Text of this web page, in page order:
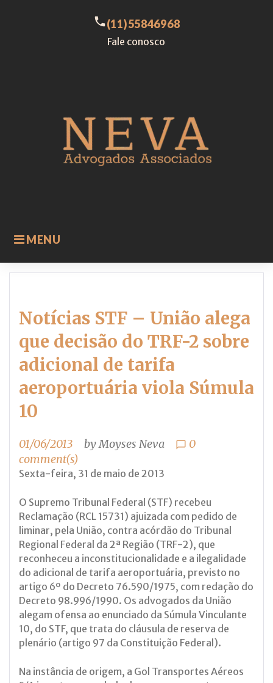
MENU
call(11)55846968
Fale conosco
Notícias STF – União alega
que decisão do TRF-2 sobre
adicional de tarifa
aeroportuária viola Súmula
10
01/06/2013 byMoyses Neva chat_bubble_outline 0
comment(s)
Sexta-feira, 31 de maio de 2013
O Supremo Tribunal Federal (STF) recebeu
Reclamação (RCL 15731) ajuizada com pedido de
liminar, pela União, contra acórdão do Tribunal
Regional Federal da 2ª Região (TRF-2), que
reconheceu a inconstitucionalidade e a ilegalidade
do adicional de tarifa aeroportuária, previsto no
artigo 6º do Decreto 76.590/1975, com redação do
Decreto 98.996/1990. Os advogados da União
alegam ofensa ao enunciado da Súmula Vinculante
10, do STF, que trata do cláusula de reserva de
plenário (artigo 97 da Constituição Federal).
Na instância de origem, a Gol Transportes Aéreos